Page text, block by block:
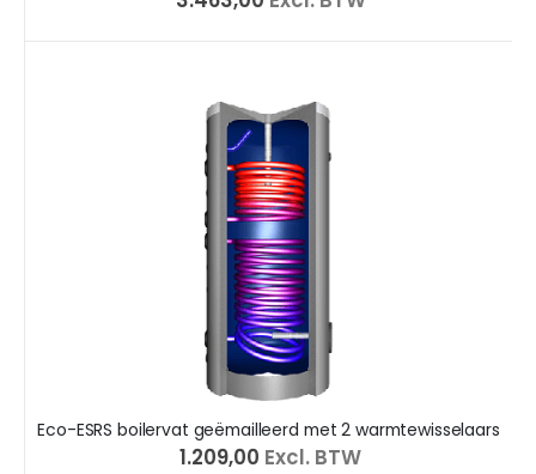
Eco-ESRS boilervat geëmailleerd met 2 warmtewisselaars
€ 1.209,00 Excl. BTW